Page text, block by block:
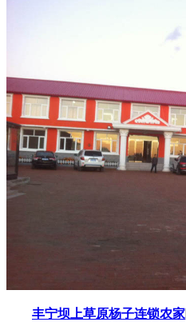
丰宁坝上草原杨子连锁农家